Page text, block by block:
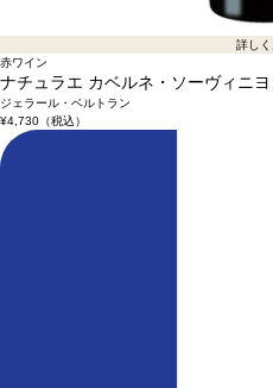
詳し
赤ワイン
ナチュラエ カベルネ・ソーヴィニ
ジェラール・ベルトラン
¥4,730（税込）